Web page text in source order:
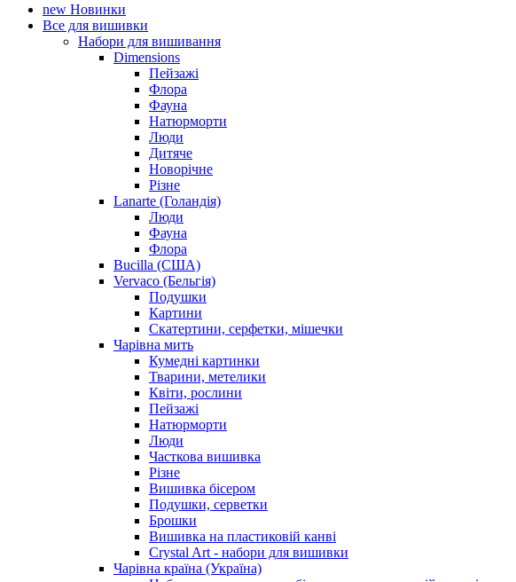
new Новинки
Все для вишивки
Набори для вишивання
Dimensions
Пейзажі
Флора
Фауна
Натюрморти
Люди
Дитяче
Новорічне
Різне
Lanarte (Голандія)
Люди
Фауна
Флора
Bucilla (США)
Vervaco (Бельгія)
Подушки
Картини
Скатертини, серфетки, мішечки
Чарiвна мить
Кумедні картинки
Тварини, метелики
Квіти, рослини
Пейзажі
Натюрморти
Люди
Часткова вишивка
Різне
Вишивка бісером
Подушки, серветки
Брошки
Вишивка на пластиковій канві
Crystal Art - набори для вишивки
Чарівна країна (Україна)